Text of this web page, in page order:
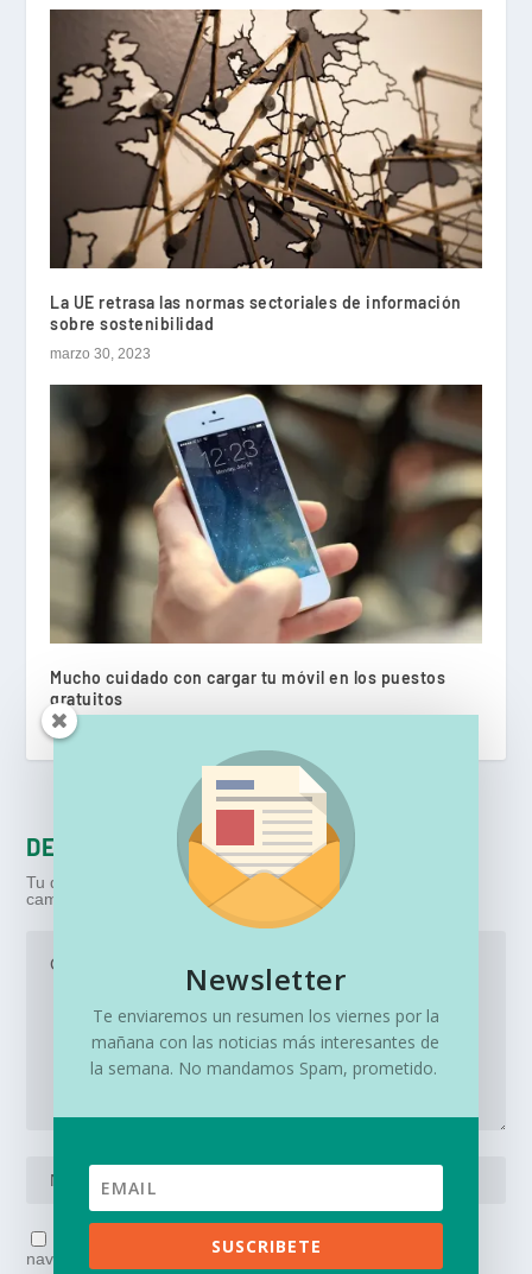
La UE retrasa las normas sectoriales de información
sobre sostenibilidad
marzo 30, 2023
Mucho cuidado con cargar tu móvil en los puestos
gratuitos
julio 4, 2023
DEJA UNA RESPUESTA
Tu dirección de correo electrónico no será publicada.
campos obligatorios están marcados con
Guarda mi nombre, correo electrónico y web en este
navegador para la próxima vez que comente.
Newsletter
Te enviaremos un resumen los viernes por la
mañana con las noticias más interesantes de
la semana. No mandamos Spam, prometido.
SUSCRIBETE